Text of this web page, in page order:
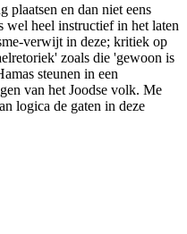
plaatsen en dan niet eens
wel heel instructief in het laten
verwijt in deze; kritiek op
zoals die 'gewoon is
steunen in een
van het Joodse volk. Me
logica de gaten in deze